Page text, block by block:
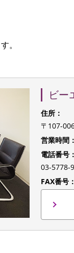
。
ビー
住所：
〒107-
営業時間：
電話番号：
03-5778-
FAX番号：